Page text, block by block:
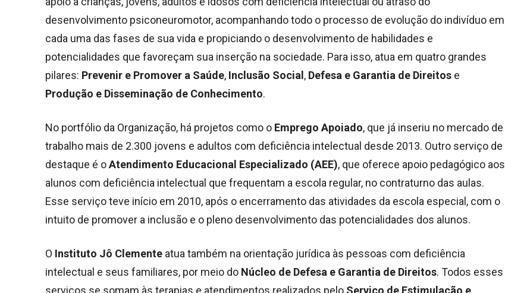
desenvolvimento psiconeuromotor, acompanhando todo o processo de evolução do indivíduo em
cada uma das fases de sua vida e propiciando o desenvolvimento de habilidades e
potencialidades que favoreçam sua inserção na sociedade. Para isso, atua em quatro grandes
pilares: Prevenir e Promover a Saúde, Inclusão Social, Defesa e Garantia de Direitos e
Produção e Disseminação de Conhecimento.
No portfólio da Organização, há projetos como o Emprego Apoiado, que já inseriu no mercado de
trabalho mais de 2.300 jovens e adultos com deficiência intelectual desde 2013. Outro serviço de
destaque é oAtendimento Educacional Especializado (AEE), que oferece apoio pedagógico aos
alunos com deficiência intelectual que frequentam a escola regular, no contraturno das aulas.
Esse serviço teve início em 2010, após o encerramento das atividades da escola especial, com o
intuito de promover a inclusão e o pleno desenvolvimento das potencialidades dos alunos.
O Instituto Jô Clemente atua também na orientação jurídica às pessoas com deficiência
intelectual e seus familiares, por meio do Núcleo de Defesa e Garantia de Direitos. Todos esses
serviços se somam às terapias e atendimentos realizados pelo Serviço de Estimulação e